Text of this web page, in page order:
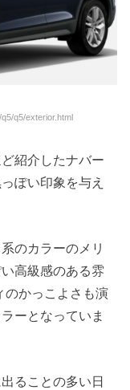
q5/exterior.html
紹介したナバー
ぽい印象を与え
のカラーのメリ
高級感のある雰
のかっこよさも演
ーとなっていま
ることの多い日